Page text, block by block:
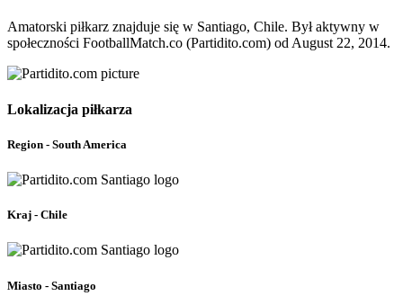
Amatorski piłkarz znajduje się w Santiago, Chile. Był aktywny w
społeczności FootballMatch.co (Partidito.com) od August 22, 2014.
Lokalizacja piłkarza
Region - South America
Kraj - Chile
Miasto - Santiago